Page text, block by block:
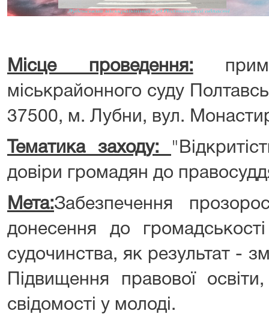
Місце проведення:
міськрайонного суду
37500, м. Лубни, вул.
Тематика заходу:
довіри громадян до
Мета:Забезпечення
донесення до
судочинства, як результат -
Підвищення правової
свідомості у молоді.